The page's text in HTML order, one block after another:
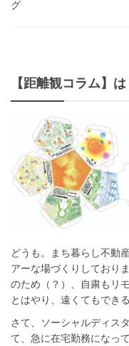
グ
【距離観コラム】は
どうも。まち暮らし不動
アーな場づくりしており
のため（？）、自粛もリ
とはやり、遠くてもでき
さて、ソーシャルディス
て、急に在宅勤務になっ